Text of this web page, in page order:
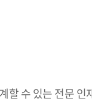
할 수 있는 전문 인